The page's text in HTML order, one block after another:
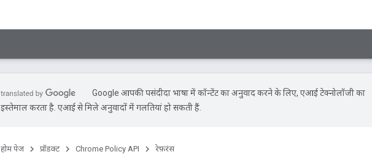
Google आपकी पसंदीदा भाषा में कॉन्टेंट का अनुवाद करने के लिए, एआई टेक्नोलॉजी का
इस्तेमाल करता है. एआई से मिले अनुवादों में गलतियां हो सकती हैं.
होम पेज प्रॉडक्ट Chrome Policy API रेफ़रंस